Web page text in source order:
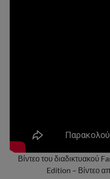
Βίντεο του διαδικτυακού
Edition – Βίντεο